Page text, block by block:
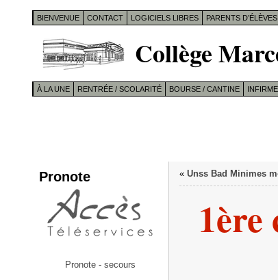
BIENVENUE CONTACT LOGICIELS LIBRES PARENTS D’ÉLÈVES
Collège
À LA UNE RENTRÉE / SCOLARITÉ BOURSE / CANTINE
Pronote
Pronote - secours
« Unss Bad Minimes